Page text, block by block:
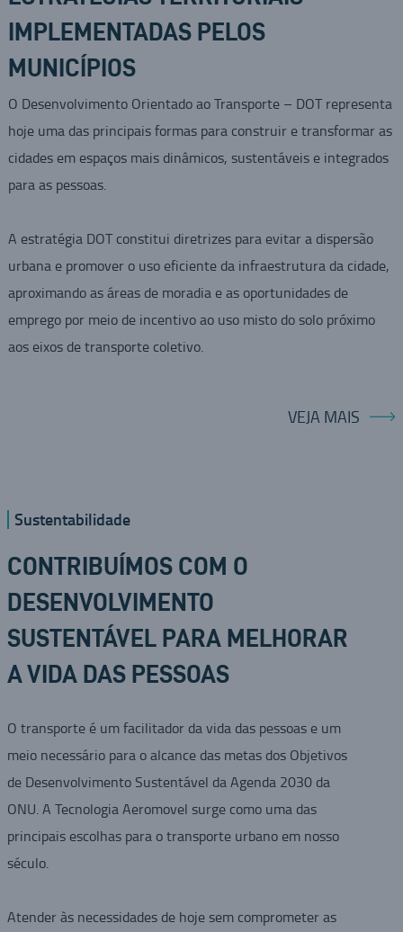
IMPLEMENTADAS PELOS
MUNICÍPIOS
O Desenvolvimento Orientado ao Transporte – DOT representa
hoje uma das principais formas para construir e transformar as
cidades em espaços mais dinâmicos, sustentáveis e integrados
para as pessoas.
A estratégia DOT constitui diretrizes para evitar a dispersão
urbana e promover o uso eficiente da infraestrutura da cidade,
aproximando as áreas de moradia e as oportunidades de
emprego por meio de incentivo ao uso misto do solo próximo
aos eixos de transporte coletivo.
VEJA MAIS
Sustentabilidade
CONTRIBUÍMOS COM O
DESENVOLVIMENTO
SUSTENTÁVEL PARA MELHORAR
A VIDA DAS PESSOAS
O transporte é um facilitador da vida das pessoas e um
meio necessário para o alcance das metas dos Objetivos
de Desenvolvimento Sustentável da Agenda 2030 da
ONU. A Tecnologia Aeromovel surge como uma das
principais escolhas para o transporte urbano em nosso
século.
Atender às necessidades de hoje sem comprometer as